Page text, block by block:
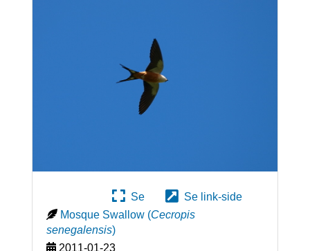
Se
Se link-side
Mosque Swallow (Cecropis
senegalensis)
2011-01-23